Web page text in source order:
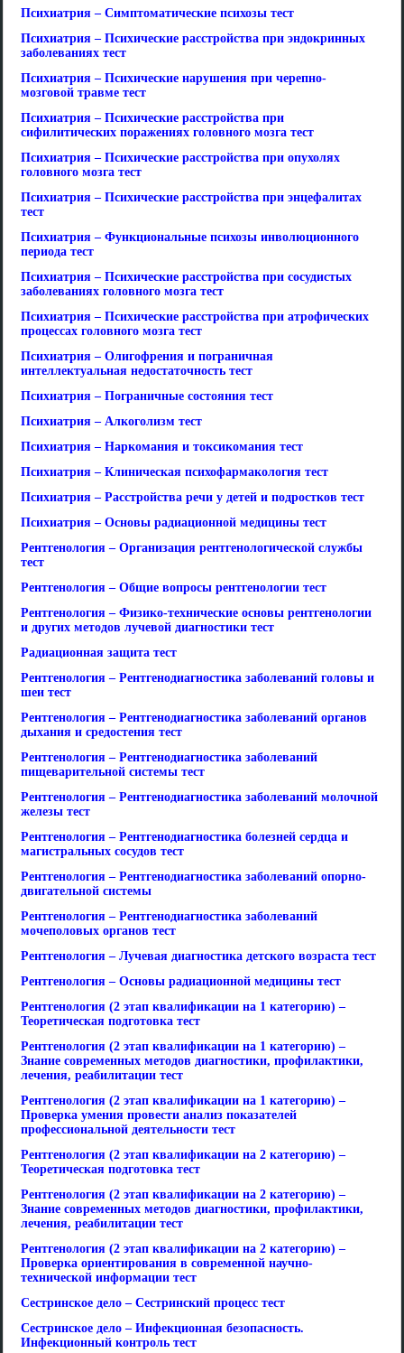
Психиатрия – Симптоматические психозы тест
Психиатрия – Психические расстройства при эндокринных
заболеваниях тест
Психиатрия – Психические нарушения при черепно-
мозговой травме тест
Психиатрия – Психические расстройства при
сифилитических поражениях головного мозга тест
Психиатрия – Психические расстройства при опухолях
головного мозга тест
Психиатрия – Психические расстройства при энцефалитах
тест
Психиатрия – Функциональные психозы инволюционного
периода тест
Психиатрия – Психические расстройства при сосудистых
заболеваниях головного мозга тест
Психиатрия – Психические расстройства при атрофических
процессах головного мозга тест
Психиатрия – Олигофрения и пограничная
интеллектуальная недостаточность тест
Психиатрия – Пограничные состояния тест
Психиатрия – Алкоголизм тест
Психиатрия – Наркомания и токсикомания тест
Психиатрия – Клиническая психофармакология тест
Психиатрия – Расстройства речи у детей и подростков тест
Психиатрия – Основы радиационной медицины тест
Рентгенология – Организация рентгенологической службы
тест
Рентгенология – Общие вопросы рентгенологии тест
Рентгенология – Физико-технические основы рентгенологии
и других методов лучевой диагностики тест
Радиационная защита тест
Рентгенология – Рентгенодиагностика заболеваний головы и
шеи тест
Рентгенология – Рентгенодиагностика заболеваний органов
дыхания и средостения тест
Рентгенология – Рентгенодиагностика заболеваний
пищеварительной системы тест
Рентгенология – Рентгенодиагностика заболеваний молочной
железы тест
Рентгенология – Рентгенодиагностика болезней сердца и
магистральных сосудов тест
Рентгенология – Рентгенодиагностика заболеваний опорно-
двигательной системы
Рентгенология – Рентгенодиагностика заболеваний
мочеполовых органов тест
Рентгенология – Лучевая диагностика детского возраста тест
Рентгенология – Основы радиационной медицины тест
Рентгенология (2 этап квалификации на 1 категорию) –
Теоретическая подготовка тест
Рентгенология (2 этап квалификации на 1 категорию) –
Знание современных методов диагностики, профилактики,
лечения, реабилитации тест
Рентгенология (2 этап квалификации на 1 категорию) –
Проверка умения провести анализ показателей
профессиональной деятельности тест
Рентгенология (2 этап квалификации на 2 категорию) –
Теоретическая подготовка тест
Рентгенология (2 этап квалификации на 2 категорию) –
Знание современных методов диагностики, профилактики,
лечения, реабилитации тест
Рентгенология (2 этап квалификации на 2 категорию) –
Проверка ориентирования в современной научно-
технической информации тест
Сестринское дело – Сестринский процесс тест
Сестринское дело – Инфекционная безопасность.
Инфекционный контроль тест